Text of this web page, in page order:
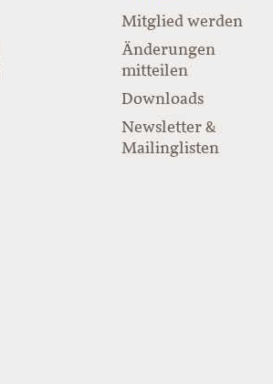
Mitglied werden
Änderungen
mitteilen
Downloads
Newsletter &
Mailinglisten